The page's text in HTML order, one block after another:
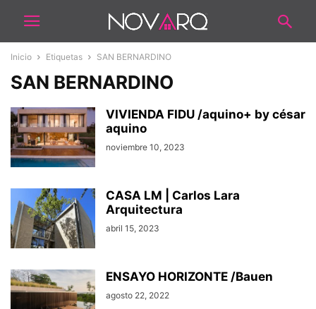
Inicio Etiquetas SAN BERNARDINO
SAN BERNARDINO
VIVIENDA FIDU /aquino+ by césar
aquino
noviembre 10, 2023
CASA LM | Carlos Lara
Arquitectura
abril 15, 2023
ENSAYO HORIZONTE /Bauen
agosto 22, 2022